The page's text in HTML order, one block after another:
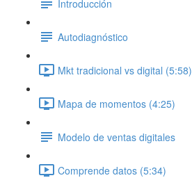
Introducción
Autodiagnóstico
Mkt tradicional vs digital (5:58)
Mapa de momentos (4:25)
Modelo de ventas digitales
Comprende datos (5:34)